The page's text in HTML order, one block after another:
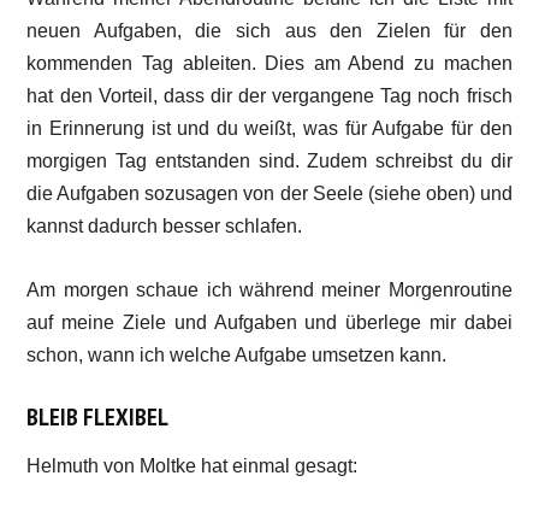
neuen Aufgaben, die sich aus den Zielen für den
kommenden Tag ableiten. Dies am Abend zu machen
hat den Vorteil, dass dir der vergangene Tag noch frisch
in Erinnerung ist und du weißt, was für Aufgabe für den
morgigen Tag entstanden sind. Zudem schreibst du dir
die Aufgaben sozusagen von der Seele (siehe oben) und
kannst dadurch besser schlafen.
Am morgen schaue ich während meiner Morgenroutine
auf meine Ziele und Aufgaben und überlege mir dabei
schon, wann ich welche Aufgabe umsetzen kann.
BLEIB FLEXIBEL
Helmuth von Moltke hat einmal gesagt: